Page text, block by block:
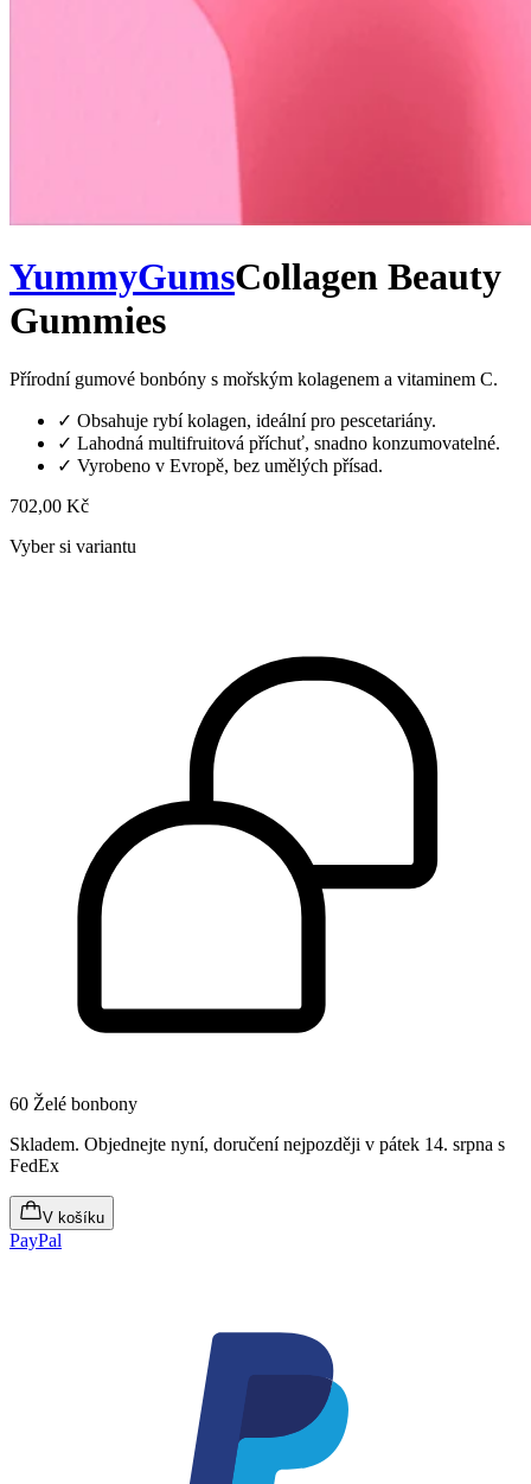
YummyGumsCollagen Beauty
Gummies
Přírodní gumové bonbóny s mořským kolagenem a vitaminem C.
✓ Obsahuje rybí kolagen, ideální pro pescetariány.
✓ Lahodná multifruitová příchuť, snadno konzumovatelné.
✓ Vyrobeno v Evropě, bez umělých přísad.
702,00 Kč
Vyber si variantu
60 Želé bonbony
Skladem. Objednejte nyní, doručení nejpozději v pátek 14. srpna s
FedEx
V košíku
PayPal